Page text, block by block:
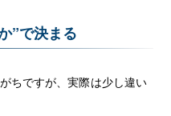
”で決まる
ちですが、実際は少し違い